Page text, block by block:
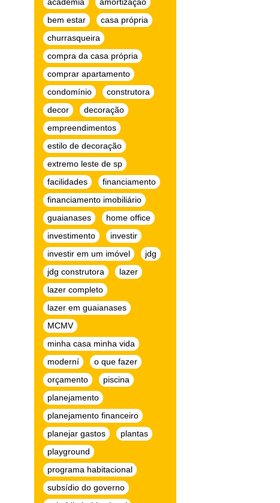
bem estar
casa própria
churrasqueira
compra da casa própria
comprar apartamento
condomínio
construtora
decor
decoração
empreendimentos
estilo de decoração
extremo leste de sp
facilidades
financiamento
financiamento imobiliário
guaianases
home office
investimento
investir
investir em um imóvel
jdg
jdg construtora
lazer
lazer completo
lazer em guaianases
MCMV
minha casa minha vida
moderní
o que fazer
orçamento
piscina
planejamento
planejamento financeiro
planejar gastos
plantas
playground
programa habitacional
subsídio do governo